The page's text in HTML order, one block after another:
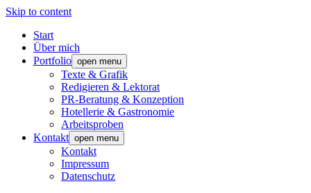
Skip to content
Start
Über mich
Portfolio open menu
Texte & Grafik
Redigieren & Lektorat
PR-Beratung & Konzeption
Hotellerie & Gastronomie
Arbeitsproben
Kontakt open menu
Kontakt
Impressum
Datenschutz